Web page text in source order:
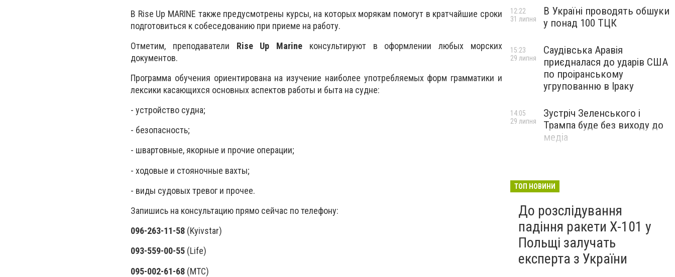
В Rise Up MARINE также предусмотрены курсы, на которых морякам помогут в кратчайшие сроки
подготовиться к собеседованию при приеме на работу.
Отметим, преподаватели Rise Up Marine консультируют в оформлении любых морских
документов.
Программа обучения ориентирована на изучение наиболее употребляемых форм грамматики и
лексики касающихся основных аспектов работы и быта на судне:
- устройство судна;
- безопасность;
- швартовные, якорные и прочие операции;
- ходовые и стояночные вахты;
- виды судовых тревог и прочее.
Запишись на консультацию прямо сейчас по телефону:
096-263-11-58 (Kyivstar)
093-559-00-55 (Life)
095-002-61-68 (MTC)
В Україні проводять обшуки
у понад 100 ТЦК
12:22
31 липня
Саудівська Аравія
приєдналася до ударів США
по проіранському
угрупованню в Іраку
15:23
29 липня
Зустріч Зеленського і
Трампа буде без виходу до
медіа
14:05
29 липня
ТОП НОВИНИ
До розслідування
падіння ракети Х-101 у
Польщі залучать
експерта з України